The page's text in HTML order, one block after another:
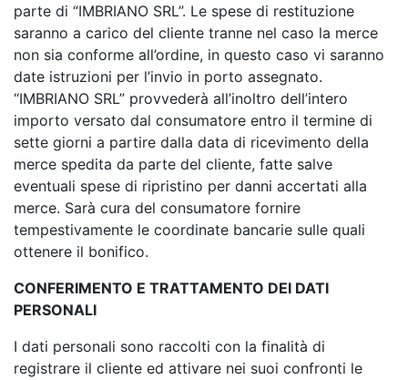
parte di “IMBRIANO SRL”. Le spese di restituzione
saranno a carico del cliente tranne nel caso la merce
non sia conforme all’ordine, in questo caso vi saranno
date istruzioni per l’invio in porto assegnato.
“IMBRIANO SRL” provvederà all’inoltro dell’intero
importo versato dal consumatore entro il termine di
sette giorni a partire dalla data di ricevimento della
merce spedita da parte del cliente, fatte salve
eventuali spese di ripristino per danni accertati alla
merce. Sarà cura del consumatore fornire
tempestivamente le coordinate bancarie sulle quali
ottenere il bonifico.
CONFERIMENTO E TRATTAMENTO DEI DATI
PERSONALI
I dati personali sono raccolti con la finalità di
registrare il cliente ed attivare nei suoi confronti le